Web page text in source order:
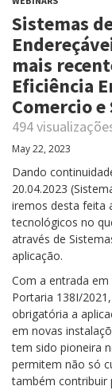
Sistemas
mais
Eficiência
Comercio e
494
May 22, 2023
Dando
20.04.2023
iremos desta feita
tecnológicos no
através de
aplicação.
Com a entrada
Portaria 138I/
obrigatória a
em novas
tem sido pioneira
permitem não só
também contribuir